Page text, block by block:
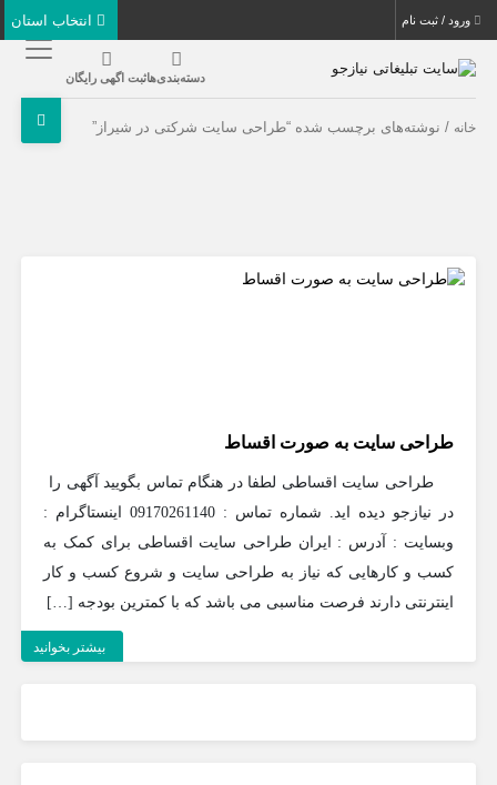
ورود / ثبت نام
دسته‌بندی‌هاثبت اگهی رایگان
خانه / نوشته‌های برچسب شده “طراحی سایت شرکتی در شیراز”
طراحی سایت به صورت اقساط
طراحی سایت اقساطی لطفا در هنگام تماس بگویید آگهی را
در نیازجو دیده اید. شماره تماس : 09170261140 اینستاگرام :
وبسایت : آدرس : ایران طراحی سایت اقساطی برای کمک به
کسب و کارهایی که نیاز به طراحی سایت و شروع کسب و کار
اینترنتی دارند فرصت مناسبی می باشد که با کمترین بودجه […]
بیشتر بخوانید